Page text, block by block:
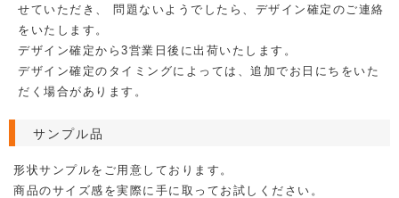
せていただき、 問題ないようでしたら、デザイン確定のご連絡
をいたします。
デザイン確定から3営業日後に出荷いたします。
デザイン確定のタイミングによっては、追加でお日にちをいた
だく場合があります。
サンプル品
形状サンプルをご用意しております。
商品のサイズ感を実際に手に取ってお試しください。